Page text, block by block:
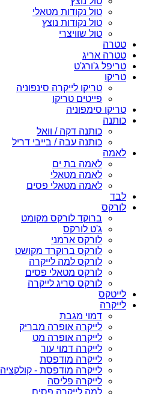
טול נקודות מטאלי
טול נקודות נוצץ
טול שוויצרי
טטרה
טטרה אריג
טריפל ג'ורג'ט
טריקו
טריקו לייקרה סינפוניה
פייטים טריקו
טריקו סימפוניה
כותנה
כותנה דקה / וואל
כותנה עבה / בייבי דריל
לאמה
לאמה בת ים
לאמה מטאלי
לאמה מטאלי פסים
לבד
לורקס
ברוקד לורקס מקומט
ג'ט לורקס
לורקס ארמני
לורקס ברוקרד מקושט
לורקס למה לייקרה
לורקס מטאלי פסים
לורקס סריג לייקרה
לייטקס
לייקרה
דמוי מגבת
לייקרה אופרה מבריק
לייקרה אופרה מט
לייקרה דמוי עור
לייקרה מודפסת
לייקרה מודפסת - קולקציה 2023
לייקרה פליסה
למה לייקרה פסים